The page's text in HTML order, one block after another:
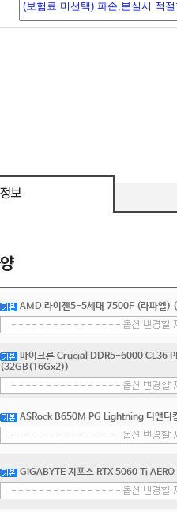
AMD 라이젠5-5세대 7500F (라파엘)
마이크론 Crucial DDR5-6000 CL36
(32GB(16Gx2))
ASRock B650M PG Lightning 디앤디
GIGABYTE 지포스 RTX 5060 Ti